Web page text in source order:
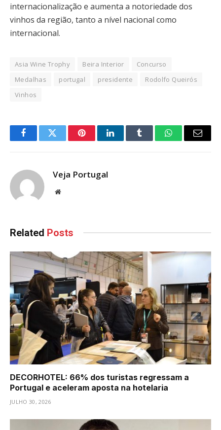
internacionalização e aumenta a notoriedade dos
vinhos da região, tanto a nível nacional como
internacional.
Asia Wine Trophy Beira Interior
Concurso
Medalhas
portugal presidente
Rodolfo Queirós
Vinhos
FacebookTwitter PinterestLinkedInTumblr WhatsAppEmail
Veja Portugal
Website
Related Posts
DECORHOTEL: 66% dos turistas regressam a
Portugal e aceleram aposta na hotelaria
JULHO 30, 2026